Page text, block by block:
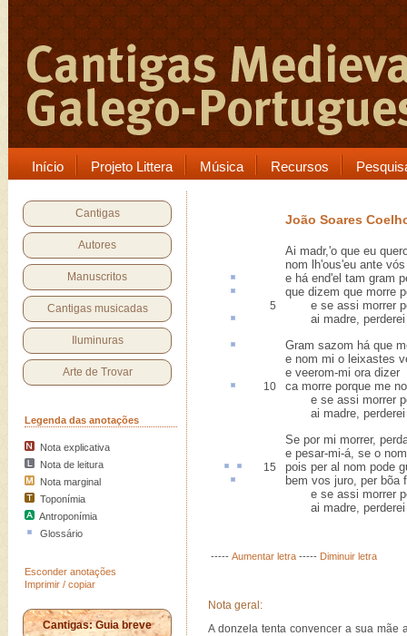
Início Projeto Littera Música Recursos
Cantigas
Autores
Manuscritos
Cantigas musicadas
Iluminuras
Arte de Trovar
Legenda das anotações
Nota explicativa
Nota de leitura
Nota marginal
Toponímia
Antroponímia
Glossário
Esconder anotações
Imprimir / copiar
Cantigas: Guia breve
João Soares
Ai madr,'o que eu
nom lh'ous'eu ante
e há end'el tam gram
que dizem que morre
5
e se assi morrer
ai madre,
Gram sazom háque
e nom mi o leixastes
e veerom-mi ora dizer
10 camorre porque me
e se assi morrer
ai madre, perderei
Se por mi morrer,
e pesar-mi-á, se o
15 pois per al nom pode
bem vos juro, per bõa
e se assi morrer
ai madre, perderei
----- Aumentar letra ----- Diminuir letra
Nota geral:
A donzela tenta convencer a sua mãe